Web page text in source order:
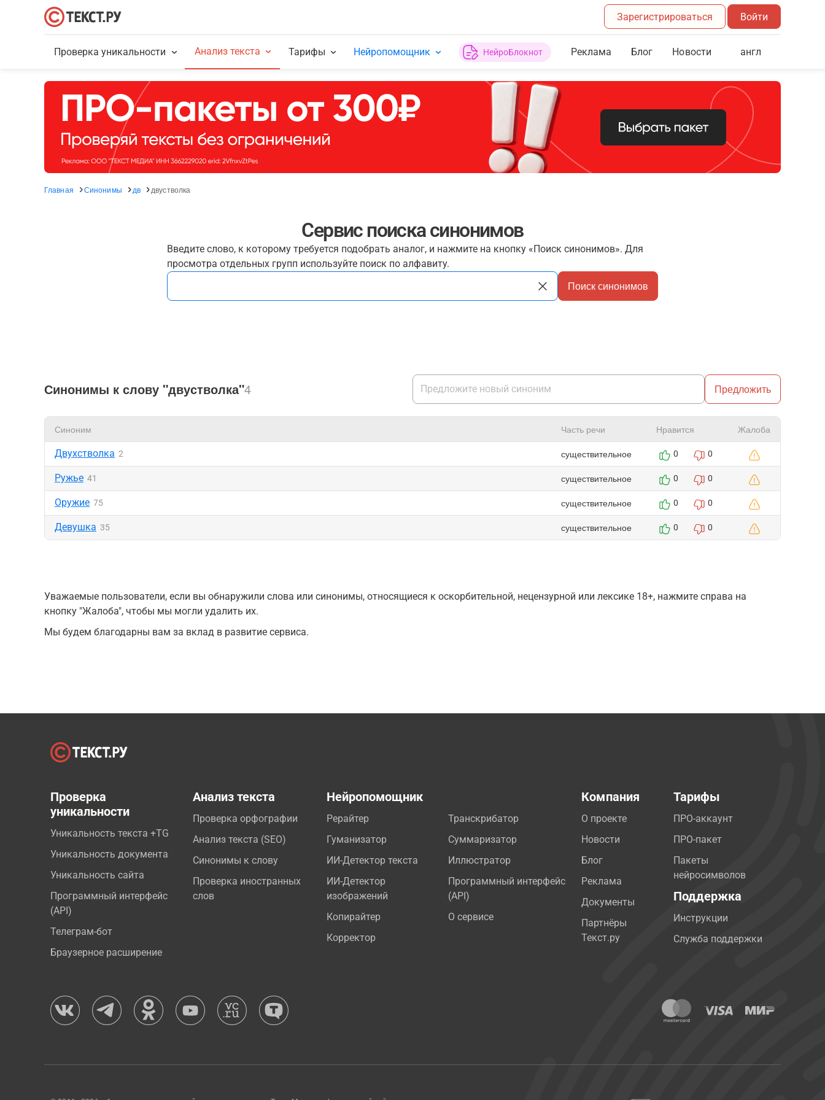
Зарегистрироваться Войти
Проверка уникальности Анализ текста Тарифы Нейропомощник НейроБлокнот Реклама Блог Новости англ
Главная Синонимы дв двустволка
Сервис поиска синонимов
Введите слово, к которому требуется подобрать аналог, и нажмите на кнопку «Поиск синонимов». Для
просмотра отдельных групп используйте поиск по алфавиту.
Поиск синонимов
Синонимы к слову "двустволка"4 Предложить
Синоним Часть речи Нравится Жалоба
Двухстволка 2 существительное 0 0
Ружье 41 существительное 0 0
Оружие 75 существительное 0 0
Девушка 35 существительное 0 0
Уважаемые пользователи, если вы обнаружили слова или синонимы, относящиеся к оскорбительной, нецензурной или лексике 18+, нажмите справа на
кнопку "Жалоба", чтобы мы могли удалить их.
Мы будем благодарны вам за вклад в развитие сервиса.
Проверка
уникальности
Уникальность текста +TG
Уникальность документа
Уникальность сайта
Программный интерфейс
(API)
Телеграм-бот
Браузерное расширение
Анализ текста
Проверка орфографии
Анализ текста (SEO)
Синонимы к слову
Проверка иностранных
слов
Нейропомощник
Рерайтер
Гуманизатор
ИИ-Детектор текста
ИИ-Детектор
изображений
Копирайтер
Корректор
Транскрибатор
Суммаризатор
Иллюстратор
Программный интерфейс
(API)
О сервисе
Компания
О проекте
Новости
Блог
Реклама
Документы
Партнёры
Текст.ру
Тарифы
ПРО-аккаунт
ПРО-пакет
Пакеты
нейросимволов
Поддержка
Инструкции
Служба поддержки